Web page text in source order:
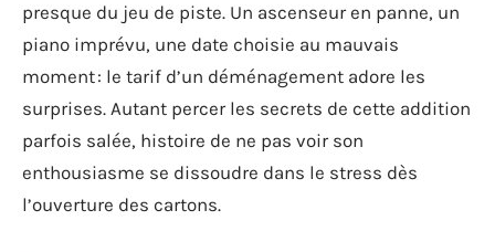
presque du jeu de piste. Un ascenseur en panne, un
piano imprévu, une date choisie au mauvais
moment : le tarif d’un déménagement adore les
surprises. Autant percer les secrets de cette addition
parfois salée, histoire de ne pas voir son
enthousiasme se dissoudre dans le stress dès
l’ouverture des cartons.